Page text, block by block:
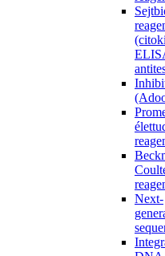
Next-